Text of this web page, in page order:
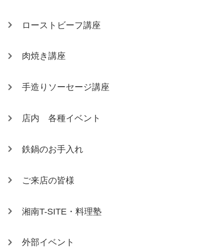
ローストビーフ講座
肉焼き講座
手造りソーセージ講座
店内 各種イベント
鉄鍋のお手入れ
ご来店の皆様
湘南T-SITE・料理塾
外部イベント